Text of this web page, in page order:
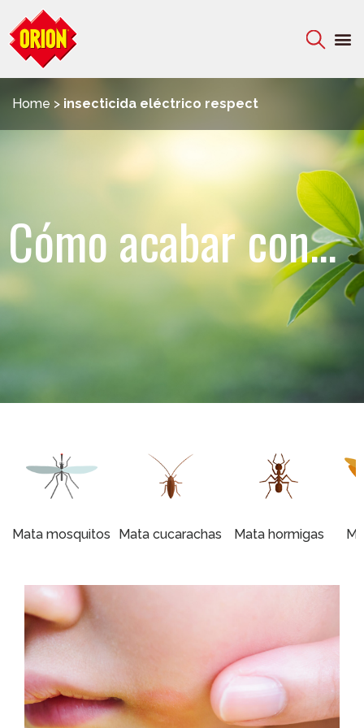
Home > insecticida eléctrico respect
Cómo acabar con...
Mata mosquitos Mata cucarachas Mata hormigas